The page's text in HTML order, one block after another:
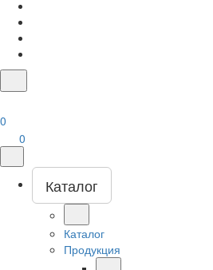
0
0
Каталог
Каталог
Продукция